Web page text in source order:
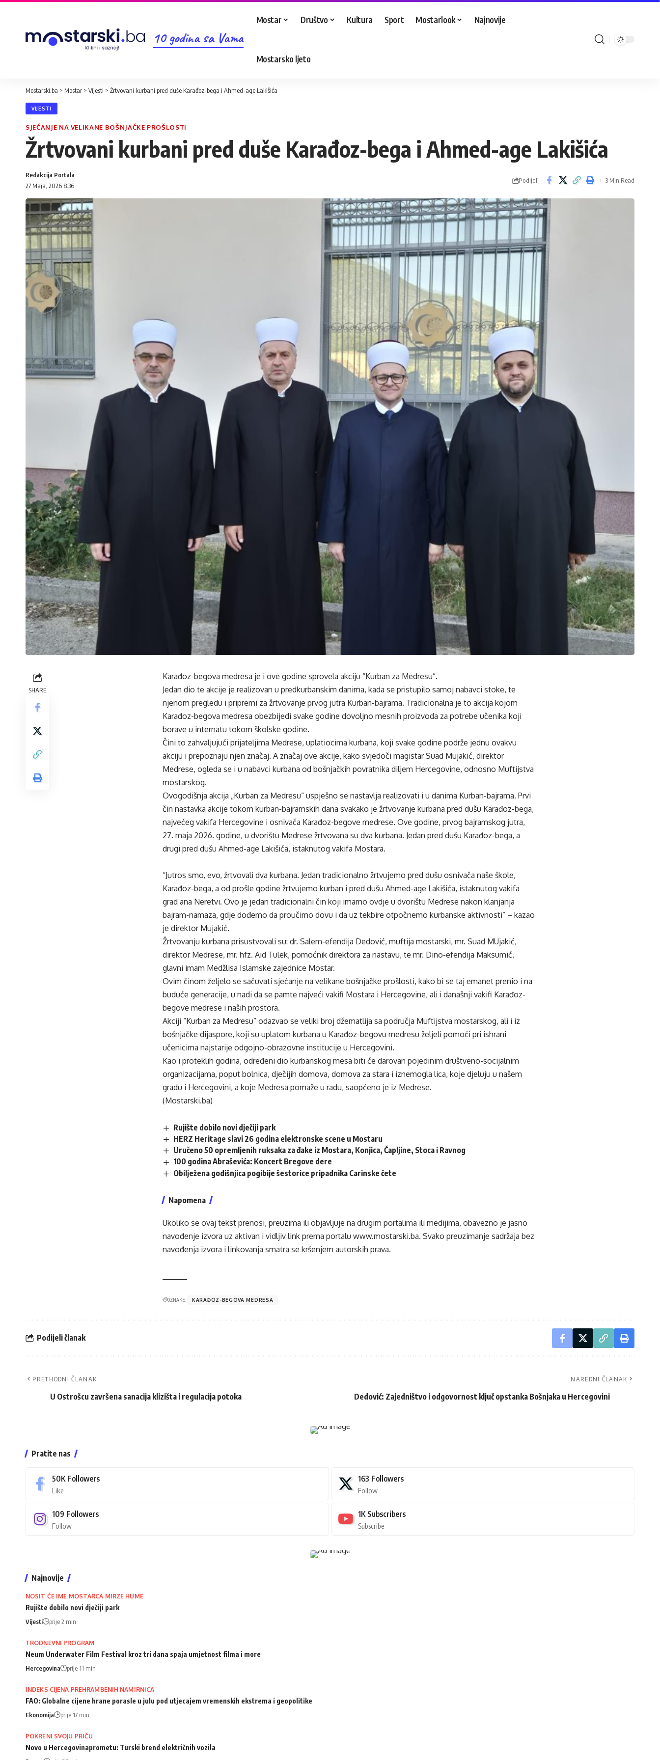
10 godina sa Vama
Mostar Društvo Kultura Sport Mostarlook Najnovije
Mostarsko ljeto
Mostarski.ba > Mostar > Vijesti > Žrtvovani kurbani pred duše Karađoz-bega i Ahmed-age Lakišića
VIJESTI
SJEĆANJE NA VELIKANE BOŠNJAČKE PROŠLOSTI
Žrtvovani kurbani pred duše Karađoz-bega i Ahmed-age Lakišića
27 Maja, 2026 8:36
Redakcija Portala
Podijeli 3 Min Read
SHARE
Karađoz-begova medresa je i ove godine sprovela akciju “Kurban za Medresu”.
Jedan dio te akcije je realizovan u predkurbanskim danima, kada se pristupilo samoj nabavci stoke, te
njenom pregledu i pripremi za žrtvovanje prvog jutra Kurban-bajrama. Tradicionalna je to akcija kojom
Karađoz-begova medresa obezbijedi svake godine dovoljno mesnih proizvoda za potrebe učenika koji
borave u internatu tokom školske godine.
Čini to zahvaljujući prijateljima Medrese, uplatiocima kurbana, koji svake godine podrže jednu ovakvu
akciju i prepoznaju njen značaj. A značaj ove akcije, kako svjedoči magistar Suad Mujakić, direktor
Medrese, ogleda se i u nabavci kurbana od bošnjačkih povratnika diljem Hercegovine, odnosno Muftijstva
mostarskog.
Ovogodišnja akcija „Kurban za Medresu“ uspješno se nastavlja realizovati i u danima Kurban-bajrama. Prvi
čin nastavka akcije tokom kurban-bajramskih dana svakako je žrtvovanje kurbana pred dušu Karađoz-bega,
najvećeg vakifa Hercegovine i osnivača Karađoz-begove medrese. Ove godine, prvog bajramskog jutra,
27. maja 2026. godine, u dvorištu Medrese žrtvovana su dva kurbana. Jedan pred dušu Karađoz-bega, a
drugi pred dušu Ahmed-age Lakišića, istaknutog vakifa Mostara.
“Jutros smo, evo, žrtvovali dva kurbana. Jedan tradicionalno žrtvujemo pred dušu osnivača naše škole,
Karađoz-bega, a od prošle godine žrtvujemo kurban i pred dušu Ahmed-age Lakišića, istaknutog vakifa
grad ana Neretvi. Ovo je jedan tradicionalni čin koji imamo ovdje u dvorištu Medrese nakon klanjanja
bajram-namaza, gdje dođemo da proučimo dovu i da uz tekbire otpočnemo kurbanske aktivnosti” – kazao
je direktor Mujakić.
Žrtvovanju kurbana prisustvovali su: dr. Salem-efendija Dedović, muftija mostarski, mr. Suad MUjakić,
direktor Medrese, mr. hfz. Aid Tulek, pomoćnik direktora za nastavu, te mr. Dino-efendija Maksumić,
glavni imam Medžlisa Islamske zajednice Mostar.
Ovim činom željelo se sačuvati sjećanje na velikane bošnjačke prošlosti, kako bi se taj emanet prenio i na
buduće generacije, u nadi da se pamte najveći vakifi Mostara i Hercegovine, ali i današnji vakifi Karađoz-
begove medrese i naših prostora.
Akciji “Kurban za Medresu” odazvao se veliki broj džematlija sa područja Muftijstva mostarskog, ali i iz
bošnjačke dijaspore, koji su uplatom kurbana u Karađoz-begovu medresu željeli pomoći pri ishrani
učenicima najstarije odgojno-obrazovne institucije u Hercegovini.
Kao i proteklih godina, određeni dio kurbanskog mesa biti će darovan pojedinim društveno-socijalnim
organizacijama, poput bolnica, dječijih domova, domova za stara i iznemogla lica, koje djeluju u našem
gradu i Hercegovini, a koje Medresa pomaže u radu, saopćeno je iz Medrese.
(Mostarski.ba)
Rujište dobilo novi dječiji park
HERZ Heritage slavi 26 godina elektronske scene u Mostaru
Uručeno 50 opremljenih ruksaka za đake iz Mostara, Konjica, Čapljine, Stoca i Ravnog
100 godina Abraševića: Koncert Bregove dere
Obilježena godišnjica pogibije šestorice pripadnika Carinske čete
Napomena
Ukoliko se ovaj tekst prenosi, preuzima ili objavljuje na drugim portalima ili medijima, obavezno je jasno
navođenje izvora uz aktivan i vidljiv link prema portalu www.mostarski.ba. Svako preuzimanje sadržaja bez
navođenja izvora i linkovanja smatra se kršenjem autorskih prava.
OZNAKE: KARAĐOZ-BEGOVA MEDRESA
Podijeli članak
PRETHODNI ČLANAK
U Ostrošcu završena sanacija klizišta i regulacija potoka
NAREDNI ČLANAK
Dedović: Zajedništvo i odgovornost ključ opstanka Bošnjaka u Hercegovini
Pratite nas
50K Followers
Like
163 Followers
Follow
109 Followers
Follow
1K Subscribers
Subscribe
Najnovije
NOSIT ĆE IME MOSTARCA MIRZE HUME
Rujište dobilo novi dječiji park
Vijesti prije 2 min
TRODNEVNI PROGRAM
Neum Underwater Film Festival kroz tri dana spaja umjetnost filma i more
Hercegovina prije 11 min
INDEKS CIJENA PREHRAMBENIH NAMIRNICA
FAO: Globalne cijene hrane porasle u julu pod utjecajem vremenskih ekstrema i geopolitike
Ekonomija prije 17 min
POKRENI SVOJU PRIČU
Novo u Hercegovinaprometu: Turski brend električnih vozila